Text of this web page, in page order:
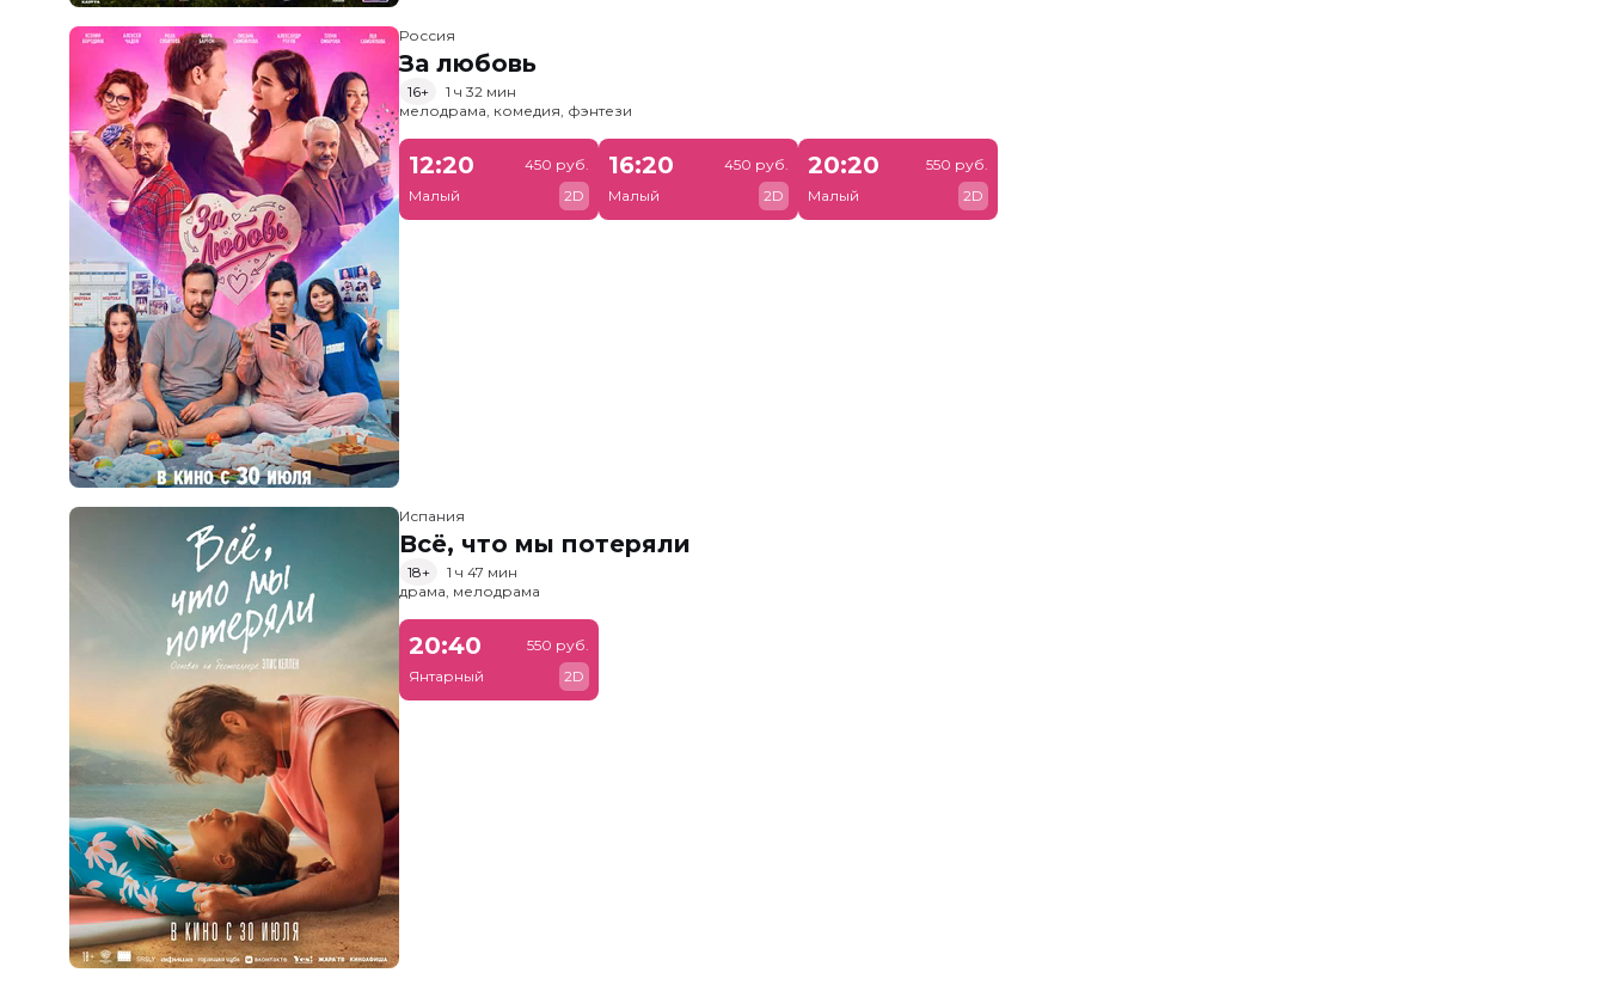
Россия
За любовь
16+
1 ч 32 мин
мелодрама, комедия, фэнтези
12:20
Малый
450 руб.
2D
16:20
Малый
450 руб.
2D
20:20
Малый
550 руб.
2D
Испания
Всё, что мы потеряли
18+
1 ч 47 мин
драма, мелодрама
20:40
Янтарный
550 руб.
2D